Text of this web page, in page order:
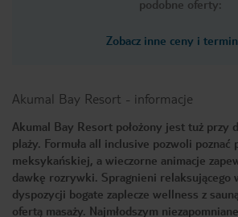
podobne oferty:
Zobacz inne ceny i
Akumal Bay Resort - informacje
Akumal Bay Resort położony jest tuż przy
plaży. Formuła all inclusive pozwoli poznać
meksykańskiej, a wieczorne animacje
dawkę rozrywki. Spragnieni relaksującego
dyspozycji bogate zaplecze wellness z
ofertą masaży. Najmłodszym